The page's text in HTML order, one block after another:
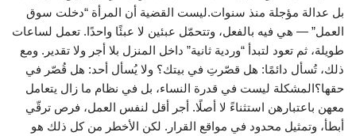
بل عدالة مؤجلة منذ سنوات.ليست القضية أن المرأة “دخلت سوق
العمل” — هي فيه بالفعل، وتتحمّل عبئين لا عبئًا واحدًا. تعمل لساعات
طويلة، ثم تعود لتبدأ “وردية ثانية” داخل المنزل بلا أجر ولا تقدير. ومع
ذلك، تُسأل دائمًا: هل قصّرتِ في بيتك؟ ولا يُسأل أحد: هل قُصّر في
حقها؟المشكلة ليست في قدرة النساء، بل في نظام ما زال يتعامل
معهن باعتبارهن استثناءً لا أصلًا. أجر أقل لنفس العمل، فرص ترقّي
أبطأ، وتمثيل محدود في مواقع القرار. لكن الأخطر من كل ذلك هو